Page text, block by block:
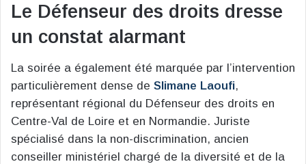
Le Défenseur des droits dresse
un constat alarmant
La soirée a également été marquée par l’intervention
particulièrement dense de Slimane Laoufi,
représentant régional du Défenseur des droits en
Centre-Val de Loire et en Normandie. Juriste
spécialisé dans la non-discrimination, ancien
conseiller ministériel chargé de la diversité et de la